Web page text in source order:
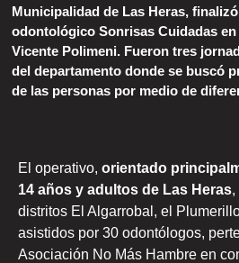
Municipalidad de Las Heras,
odontológico Sonrisas Cuidadas
Vicente Polimeni. Fueron tres
del departamento donde se buscó
de las personas por medio de
El operativo, orientado
14 años y adultos de Las Heras,
distritos El Algarrobal, el
asistidos por 30 odontólogos,
Asociación No Más Hambre en